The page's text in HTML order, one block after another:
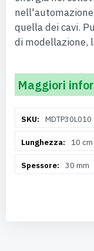
quella dei cavi.
di modellazione,
Maggiori
InformazioniMDTP30L010
10 cm
30 mm